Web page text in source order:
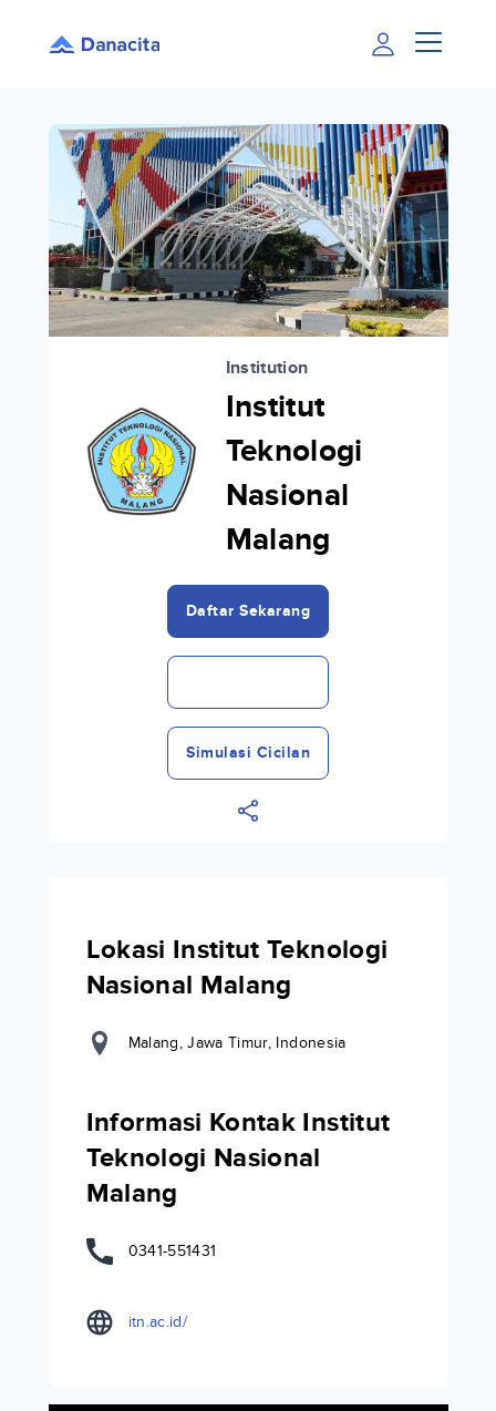
Institution
Institut
Teknologi
Nasional
Malang
Daftar Sekarang
Simulasi Cicilan
Lokasi Institut Teknologi
Nasional Malang
Malang, Jawa Timur, Indonesia
Informasi Kontak Institut
Teknologi Nasional
Malang
0341-551431
itn.ac.id/